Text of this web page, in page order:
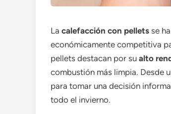
La calefacción con pellets se
económicamente competitiva
pellets destacan por su alto
combustión más limpia. Desde
para tomar una decisión
todo el invierno.